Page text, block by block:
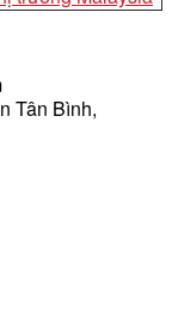
Tân Bình,